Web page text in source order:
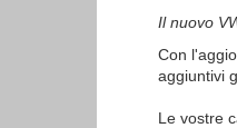
Il nuovo
Con
aggiuntivi
Le vostre